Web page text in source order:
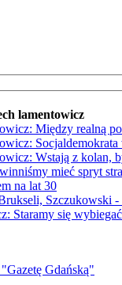
lamentowicz
Między realną
Socjaldemokrata
Wstają z kolan,
mieć spryt
na lat 30
Szczukowski -
Staramy się
Gdańską"